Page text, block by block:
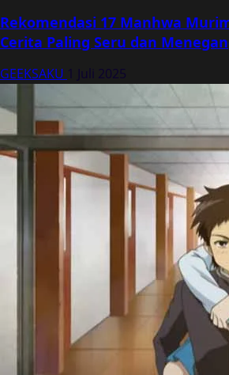
Rekomendasi 17 Manhwa
Cerita Paling Seru dan
GEEKSAKU 1 Juli 2025